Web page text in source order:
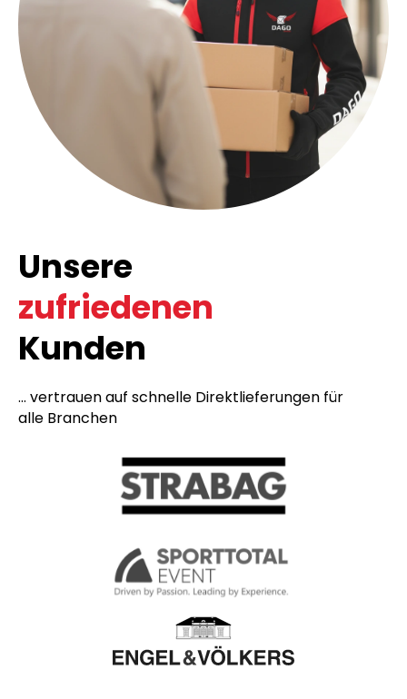
Unsere
zufriedenen
Kunden
... vertrauen auf schnelle Direktlieferungen für
alle Branchen